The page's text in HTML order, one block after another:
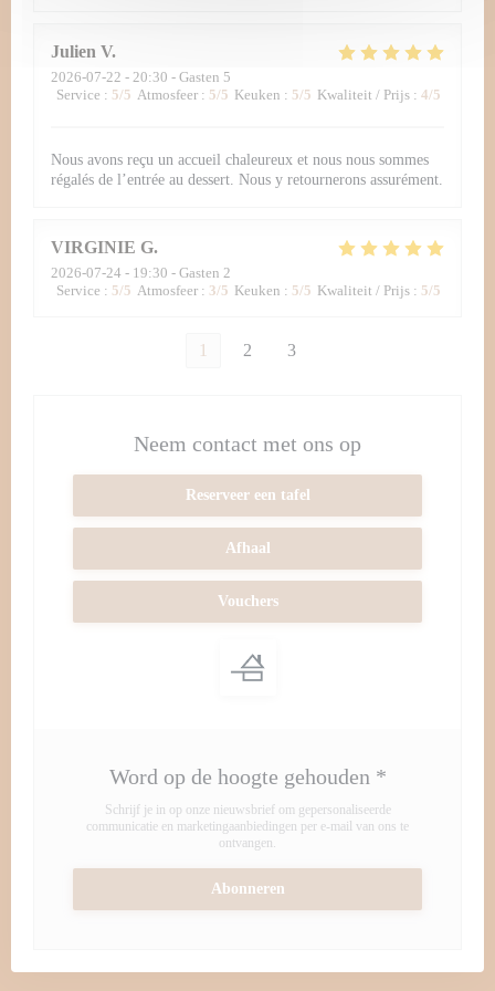
Julien V
2026-07-22 - 20:30 - Gasten 5
Service : 5/5 Atmosfeer : 5/5 Keuken : 5/5 Kwaliteit / Prijs : 4/5
Nous avons reçu un accueil chaleureux et nous nous sommes
régalés de l’entrée au dessert. Nous y retournerons assurément.
VIRGINIE G
2026-07-24 - 19:30 - Gasten 2
Service : 5/5 Atmosfeer : 3/5 Keuken : 5/5 Kwaliteit / Prijs : 5/5
1 2 3
Neem contact met ons op
Reserveer een tafel
Afhaal
Vouchers
Word op de hoogte gehouden *
Schrijf je in op onze nieuwsbrief om gepersonaliseerde
communicatie en marketingaanbiedingen per e-mail van ons te
ontvangen.
Abonneren